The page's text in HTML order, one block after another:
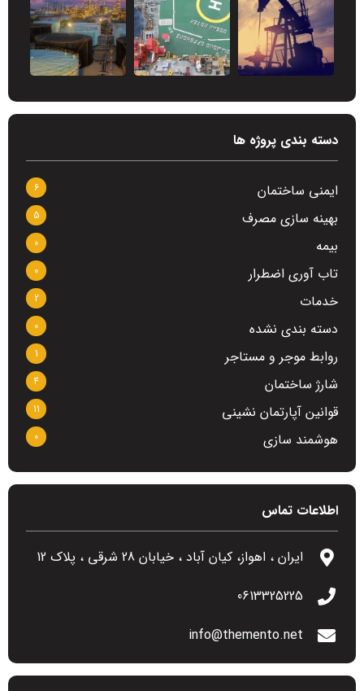
دسته بندی پروژه ها
ایمنی ساختمان 6
بهینه سازی مصرف 5
بیمه 0
تاب آوری اضطرار 0
خدمات 2
دسته بندی نشده 0
روابط موجر و مستاجر 1
شارژ ساختمان 4
قوانین آپارتمان نشینی 11
هوشمند سازی 0
اطلاعات تماس
ایران ، اهواز، کیان آباد ، خیابان 28 شرقی ، پلاک 12
0613325225
info@themento.net